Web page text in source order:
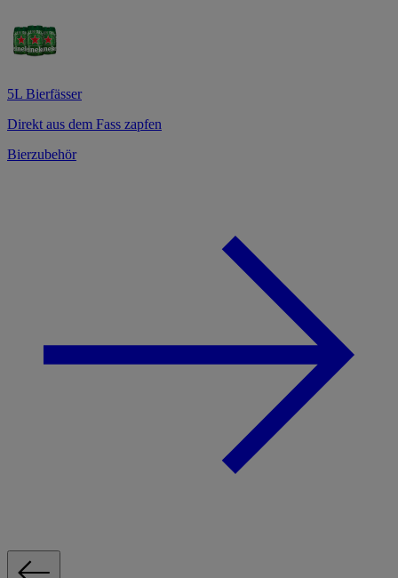
5L Bierfässer
Direkt aus dem Fass zapfen
Bierzubehör